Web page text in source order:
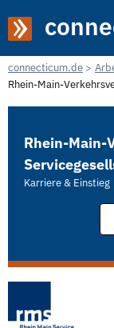
connecticum.de
Rhein-Main-
Rhein-Main-
Karriere & Einstieg